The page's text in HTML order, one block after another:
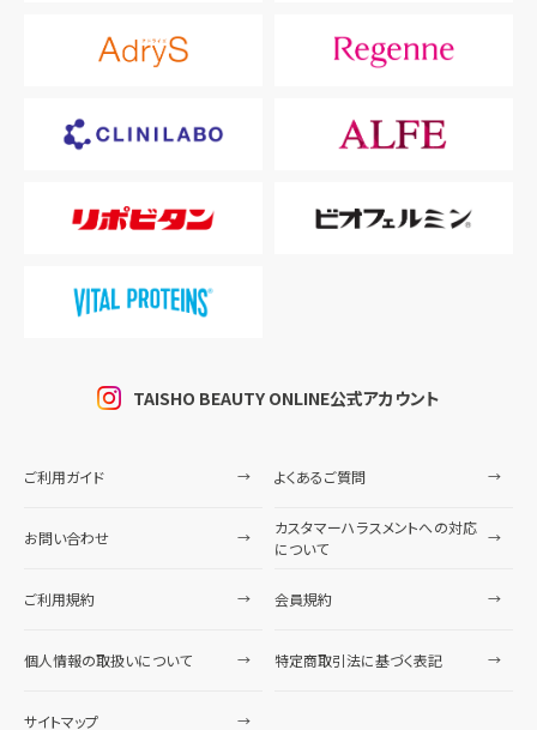
TAISHO BEAUTY ONLINE公式アカウント
ご利用ガイド よくあるご質問
お問い合わせ
カスタマーハラスメントへの対応
について
ご利用規約 会員規約
個人情報の取扱いについて 特定商取引法に基づく表記
サイトマップ